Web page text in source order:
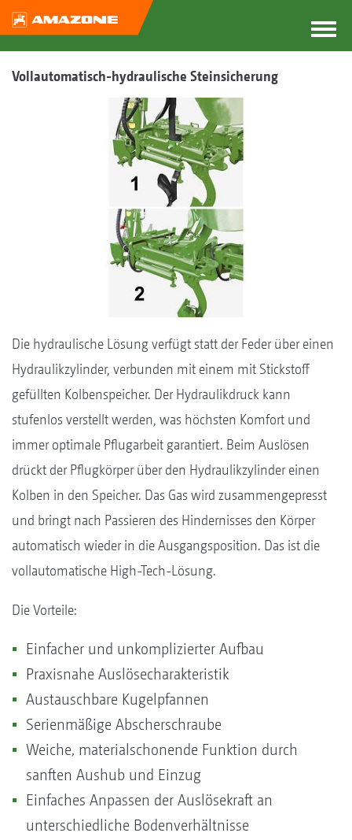
Vollautomatisch-hydraulische Steinsicherung
Die hydraulische Lösung verfügt statt der Feder über einen
Hydraulikzylinder, verbunden mit einem mit Stickstoff
gefüllten Kolbenspeicher. Der Hydraulikdruck kann
stufenlos verstellt werden, was höchsten Komfort und
immer optimale Pflugarbeit garantiert. Beim Auslösen
drückt der Pflugkörper über den Hydraulikzylinder einen
Kolben in den Speicher. Das Gas wird zusammengepresst
und bringt nach Passieren des Hindernisses den Körper
automatisch wieder in die Ausgangsposition. Das ist die
vollautomatische High-Tech-Lösung.
Die Vorteile:
Einfacher und unkomplizierter Aufbau
Praxisnahe Auslösecharakteristik
Austauschbare Kugelpfannen
Serienmäßige Abscherschraube
Weiche, materialschonende Funktion durch
sanften Aushub und Einzug
Einfaches Anpassen der Auslösekraft an
unterschiedliche Bodenverhältnisse